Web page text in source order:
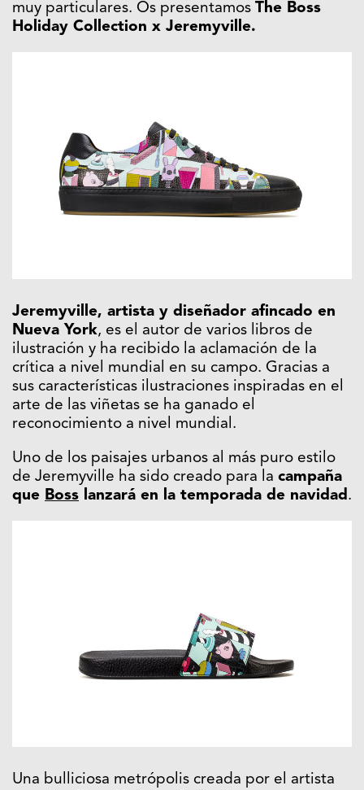
muy particulares. Os presentamos The Boss
Holiday Collection x Jeremyville.
Jeremyville, artista y diseñador afincado en
Nueva York, es el autor de varios libros de
ilustración y ha recibido la aclamación de la
crítica a nivel mundial en su campo. Gracias a
sus características ilustraciones inspiradas en el
arte de las viñetas se ha ganado el
reconocimiento a nivel mundial.
Uno de los paisajes urbanos al más puro estilo
de Jeremyville ha sido creado para la campaña
que Boss lanzará en la temporada de navidad.
Una bulliciosa metrópolis creada por el artista